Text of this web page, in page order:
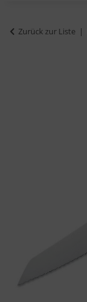
Zurück zur Liste